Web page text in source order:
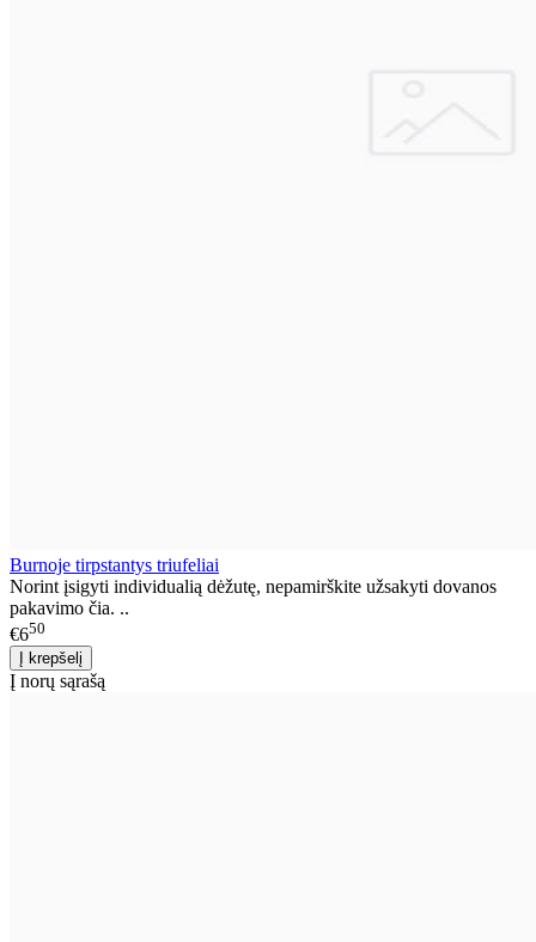
Burnoje tirpstantys triufeliai
Norint įsigyti individualią dėžutę, nepamirškite užsakyti dovanos
pakavimo čia. ..
€650
Į norų sąrašą